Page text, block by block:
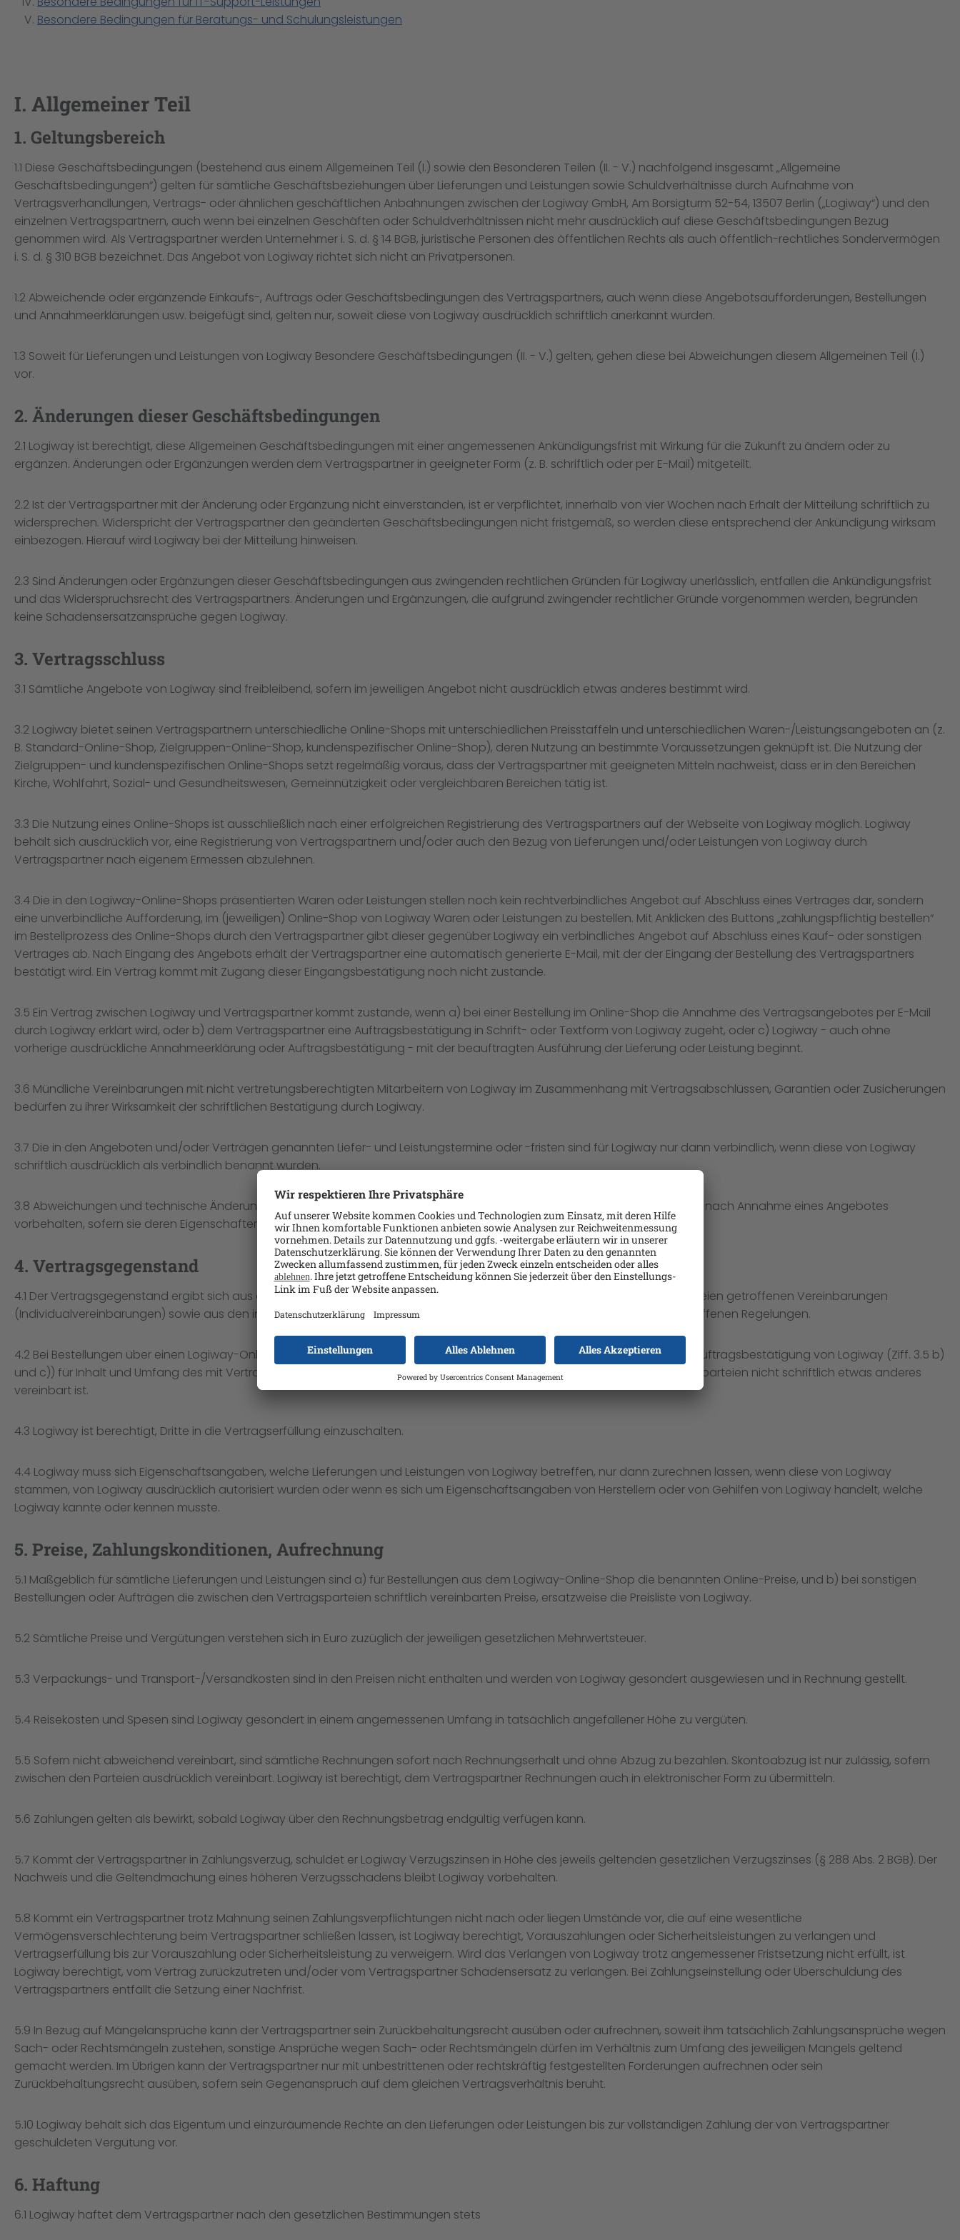
Besondere Bedingungen für Beratungs- und Schulungsleistungen
I. Allgemeiner Teil
1. Geltungsbereich
1.1 Diese Geschäftsbedingungen (bestehend aus einem Allgemeinen Teil (I.) sowie den Besonderen Teilen (II. - V.) nachfolgend insgesamt „Allgemeine
Geschäftsbedingungen“) gelten für sämtliche Geschäftsbeziehungen über Lieferungen und Leistungen sowie Schuldverhältnisse durch Aufnahme von
Vertragsverhandlungen, Vertrags- oder ähnlichen geschäftlichen Anbahnungen zwischen der Logiway GmbH, Am Borsigturm 52-54, 13507 Berlin („Logiway“) und den
einzelnen Vertragspartnern, auch wenn bei einzelnen Geschäften oder Schuldverhältnissen nicht mehr ausdrücklich auf diese Geschäftsbedingungen Bezug
genommen wird. Als Vertragspartner werden Unternehmer i. S. d. § 14 BGB, juristische Personen des öffentlichen Rechts als auch öffentlich-rechtliches Sondervermögen
i. S. d. § 310 BGB bezeichnet. Das Angebot von Logiway richtet sich nicht an Privatpersonen.
1.2 Abweichende oder ergänzende Einkaufs-, Auftrags oder Geschäftsbedingungen des Vertragspartners, auch wenn diese Angebotsaufforderungen, Bestellungen
und Annahmeerklärungen usw. beigefügt sind, gelten nur, soweit diese von Logiway ausdrücklich schriftlich anerkannt wurden.
1.3 Soweit für Lieferungen und Leistungen von Logiway Besondere Geschäftsbedingungen (II. - V.) gelten, gehen diese bei Abweichungen diesem Allgemeinen Teil (I.)
vor.
2. Änderungen dieser Geschäftsbedingungen
2.1 Logiway ist berechtigt, diese Allgemeinen Geschäftsbedingungen mit einer angemessenen Ankündigungsfrist mit Wirkung für die Zukunft zu ändern oder zu
ergänzen. Änderungen oder Ergänzungen werden dem Vertragspartner in geeigneter Form (z. B. schriftlich oder per E-Mail) mitgeteilt.
2.2 Ist der Vertragspartner mit der Änderung oder Ergänzung nicht einverstanden, ist er verpflichtet, innerhalb von vier Wochen nach Erhalt der Mitteilung schriftlich zu
widersprechen. Widerspricht der Vertragspartner den geänderten Geschäftsbedingungen nicht fristgemäß, so werden diese entsprechend der Ankündigung wirksam
einbezogen. Hierauf wird Logiway bei der Mitteilung hinweisen.
2.3 Sind Änderungen oder Ergänzungen dieser Geschäftsbedingungen aus zwingenden rechtlichen Gründen für Logiway unerlässlich, entfallen die Ankündigungsfrist
und das Widerspruchsrecht des Vertragspartners. Änderungen und Ergänzungen, die aufgrund zwingender rechtlicher Gründe vorgenommen werden, begründen
keine Schadensersatzansprüche gegen Logiway.
3. Vertragsschluss
3.1 Sämtliche Angebote von Logiway sind freibleibend, sofern im jeweiligen Angebot nicht ausdrücklich etwas anderes bestimmt wird.
3.2 Logiway bietet seinen Vertragspartnern unterschiedliche Online-Shops mit unterschiedlichen Preisstaffeln und unterschiedlichen Waren-/Leistungsangeboten an (z.
B. Standard-Online-Shop, Zielgruppen-Online-Shop, kundenspezifischer Online-Shop), deren Nutzung an bestimmte Voraussetzungen geknüpft ist. Die Nutzung der
Zielgruppen- und kundenspezifischen Online-Shops setzt regelmäßig voraus, dass der Vertragspartner mit geeigneten Mitteln nachweist, dass er in den Bereichen
Kirche, Wohlfahrt, Sozial- und Gesundheitswesen, Gemeinnützigkeit oder vergleichbaren Bereichen tätig ist.
3.3 Die Nutzung eines Online-Shops ist ausschließlich nach einer erfolgreichen Registrierung des Vertragspartners auf der Webseite von Logiway möglich. Logiway
behält sich ausdrücklich vor, eine Registrierung von Vertragspartnern und/oder auch den Bezug von Lieferungen und/oder Leistungen von Logiway durch
Vertragspartner nach eigenem Ermessen abzulehnen.
3.4 Die in den Logiway-Online-Shops präsentierten Waren oder Leistungen stellen noch kein rechtverbindliches Angebot auf Abschluss eines Vertrages dar, sondern
eine unverbindliche Aufforderung, im (jeweiligen) Online-Shop von Logiway Waren oder Leistungen zu bestellen. Mit Anklicken des Buttons „zahlungspflichtig bestellen“
im Bestellprozess des Online-Shops durch den Vertragspartner gibt dieser gegenüber Logiway ein verbindliches Angebot auf Abschluss eines Kauf- oder sonstigen
Vertrages ab. Nach Eingang des Angebots erhält der Vertragspartner eine automatisch generierte E-Mail, mit der der Eingang der Bestellung des Vertragspartners
bestätigt wird. Ein Vertrag kommt mit Zugang dieser Eingangsbestätigung noch nicht zustande.
3.5 Ein Vertrag zwischen Logiway und Vertragspartner kommt zustande, wenn a) bei einer Bestellung im Online-Shop die Annahme des Vertragsangebotes per E-Mail
durch Logiway erklärt wird, oder b) dem Vertragspartner eine Auftragsbestätigung in Schrift- oder Textform von Logiway zugeht, oder c) Logiway - auch ohne
vorherige ausdrückliche Annahmeerklärung oder Auftragsbestätigung - mit der beauftragten Ausführung der Lieferung oder Leistung beginnt.
3.6 Mündliche Vereinbarungen mit nicht vertretungsberechtigten Mitarbeitern von Logiway im Zusammenhang mit Vertragsabschlüssen, Garantien oder Zusicherungen
bedürfen zu ihrer Wirksamkeit der schriftlichen Bestätigung durch Logiway.
3.7 Die in den Angeboten und/oder Verträgen genannten Liefer- und Leistungstermine oder -fristen sind für Logiway nur dann verbindlich, wenn diese von Logiway
schriftlich ausdrücklich als verbindlich benannt wurden.
3.8 Abweichungen und technische Änderungen der in den Angeboten benannten Lieferungen und Leistungen bleiben auch nach Annahme eines Angebotes
vorbehalten, sofern sie deren Eigenschaften nicht wesentlich ändern.
4. Vertragsgegenstand
4.1 Der Vertragsgegenstand ergibt sich aus den Allgemeinen Geschäftsbedingungen, sonstigen zwischen den Vertragsparteien getroffenen Vereinbarungen
(Individualvereinbarungen) sowie aus den in den Leistungsbeschreibungen der Angebote und Preislisten von Logiway getroffenen Regelungen.
4.2 Bei Bestellungen über einen Logiway-Online-Shop ist die Bestellbestätigung (Ziff. 3.5 a)), bei sonstigen Bestellungen die Auftragsbestätigung von Logiway (Ziff. 3.5 b)
und c)) für Inhalt und Umfang des mit Vertragspartner geschlossenen Vertrages maßgeblich, sofern zwischen den Vertragsparteien nicht schriftlich etwas anderes
vereinbart ist.
4.3 Logiway ist berechtigt, Dritte in die Vertragserfüllung einzuschalten.
4.4 Logiway muss sich Eigenschaftsangaben, welche Lieferungen und Leistungen von Logiway betreffen, nur dann zurechnen lassen, wenn diese von Logiway
stammen, von Logiway ausdrücklich autorisiert wurden oder wenn es sich um Eigenschaftsangaben von Herstellern oder von Gehilfen von Logiway handelt, welche
Logiway kannte oder kennen musste.
5. Preise, Zahlungskonditionen, Aufrechnung
5.1 Maßgeblich für sämtliche Lieferungen und Leistungen sind a) für Bestellungen aus dem Logiway-Online-Shop die benannten Online-Preise, und b) bei sonstigen
Bestellungen oder Aufträgen die zwischen den Vertragsparteien schriftlich vereinbarten Preise, ersatzweise die Preisliste von Logiway.
5.2 Sämtliche Preise und Vergütungen verstehen sich in Euro zuzüglich der jeweiligen gesetzlichen Mehrwertsteuer.
5.3 Verpackungs- und Transport-/Versandkosten sind in den Preisen nicht enthalten und werden von Logiway gesondert ausgewiesen und in Rechnung gestellt.
5.4 Reisekosten und Spesen sind Logiway gesondert in einem angemessenen Umfang in tatsächlich angefallener Höhe zu vergüten.
5.5 Sofern nicht abweichend vereinbart, sind sämtliche Rechnungen sofort nach Rechnungserhalt und ohne Abzug zu bezahlen. Skontoabzug ist nur zulässig, sofern
zwischen den Parteien ausdrücklich vereinbart. Logiway ist berechtigt, dem Vertragspartner Rechnungen auch in elektronischer Form zu übermitteln.
5.6 Zahlungen gelten als bewirkt, sobald Logiway über den Rechnungsbetrag endgültig verfügen kann.
5.7 Kommt der Vertragspartner in Zahlungsverzug, schuldet er Logiway Verzugszinsen in Höhe des jeweils geltenden gesetzlichen Verzugszinses (§ 288 Abs. 2 BGB). Der
Nachweis und die Geltendmachung eines höheren Verzugsschadens bleibt Logiway vorbehalten.
5.8 Kommt ein Vertragspartner trotz Mahnung seinen Zahlungsverpflichtungen nicht nach oder liegen Umstände vor, die auf eine wesentliche
Vermögensverschlechterung beim Vertragspartner schließen lassen, ist Logiway berechtigt, Vorauszahlungen oder Sicherheitsleistungen zu verlangen und
Vertragserfüllung bis zur Vorauszahlung oder Sicherheitsleistung zu verweigern. Wird das Verlangen von Logiway trotz angemessener Fristsetzung nicht erfüllt, ist
Logiway berechtigt, vom Vertrag zurückzutreten und/oder vom Vertragspartner Schadensersatz zu verlangen. Bei Zahlungseinstellung oder Überschuldung des
Vertragspartners entfällt die Setzung einer Nachfrist.
5.9 In Bezug auf Mängelansprüche kann der Vertragspartner sein Zurückbehaltungsrecht ausüben oder aufrechnen, soweit ihm tatsächlich Zahlungsansprüche wegen
Sach- oder Rechtsmängeln zustehen, sonstige Ansprüche wegen Sach- oder Rechtsmängeln dürfen im Verhältnis zum Umfang des jeweiligen Mangels geltend
gemacht werden. Im Übrigen kann der Vertragspartner nur mit unbestrittenen oder rechtskräftig festgestellten Forderungen aufrechnen oder sein
Zurückbehaltungsrecht ausüben, sofern sein Gegenanspruch auf dem gleichen Vertragsverhältnis beruht.
5.10 Logiway behält sich das Eigentum und einzuräumende Rechte an den Lieferungen oder Leistungen bis zur vollständigen Zahlung der von Vertragspartner
geschuldeten Vergütung vor.
6. Haftung
6.1 Logiway haftet dem Vertragspartner nach den gesetzlichen Bestimmungen stets